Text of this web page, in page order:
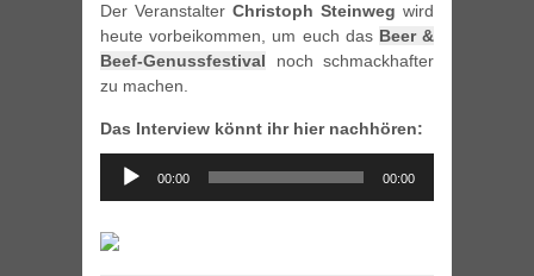
Der Veranstalter Christoph Steinweg wird
heute vorbeikommen, um euch das Beer &
Beef-Genussfestival noch schmackhafter
zu machen.
Das Interview könnt ihr hier nachhören:
Audio
Player
00:00 00:00